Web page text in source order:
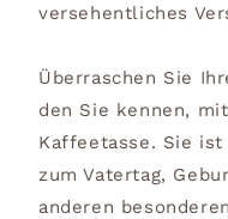
versehentliches
Überraschen Sie
den Sie kennen,
Kaffeetasse. Sie
zum Vatertag,
anderen